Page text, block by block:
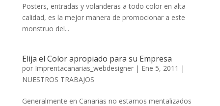
Posters, entradas y volanderas a todo color en alta
calidad, es la mejor manera de promocionar a este
monstruo del...
Elija el Color apropiado para su Empresa
por Imprentacanarias_webdesigner| Ene 5, 2011 |
NUESTROS TRABAJOS
Generalmente en Canarias no estamos mentalizados